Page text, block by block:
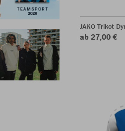
JAKO Trikot
ab 27,00 €